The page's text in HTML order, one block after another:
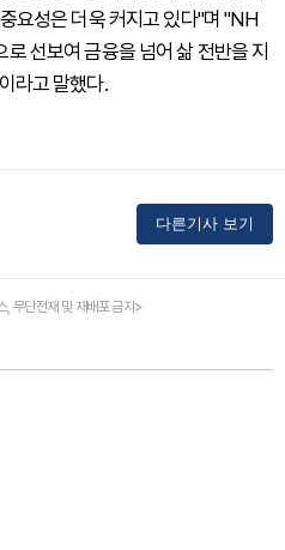
요성은 더욱 커지고 있다"며 "NH
선보여 금융을 넘어 삶 전반을 지
라고 말했다.
다른기사 보기
무단전재 및 재배포 금지>